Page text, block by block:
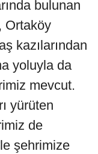
bulunan
Ortaköy
kazılarından
yoluyla da
mevcut.
yürüten
de
şehrimize